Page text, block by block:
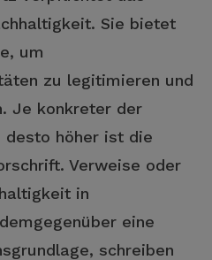
Sie bietet
um
zu legitimieren und
Je konkreter der
höher ist die
Verweise oder
in
eine
schreiben